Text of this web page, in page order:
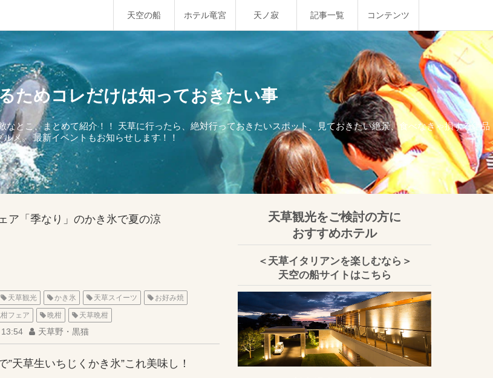
天空の船 ホテル竜宮 天ノ寂 記事一覧 コンテンツ
ためコレだけは知っておきたい事
とこ、まとめて紹介！！ 天草に行ったら、絶対行っておきたいスポット、見ておきたい絶景、食べなきゃ損する絶品
ルメ。 最新イベントもお知らせします！！
ア「季なり」のかき氷で夏の涼
天草観光 かき氷 天草スイーツ お好み焼
フェア 晩柑 天草晩柑
天草野・黒猫
”天草生いちじくかき氷”これ美味し！
天草観光をご検討の方に
おすすめホテル
＜天草イタリアンを楽しむなら＞
天空の船サイトはこちら